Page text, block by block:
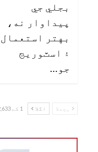
بجلي جي
پيداوار نه،
بهتر استعمال
۽ اسٽوريج
جو…
پچھلا اگلا 1 کے 2,633